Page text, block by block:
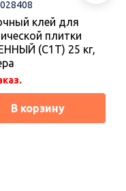
клей для
плитки
(С1Т) 25 кг,
В корзину